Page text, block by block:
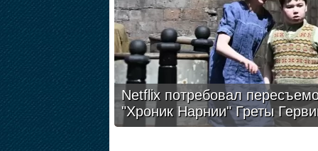
Netflix потребовал
"Хроник Нарнии" Греты